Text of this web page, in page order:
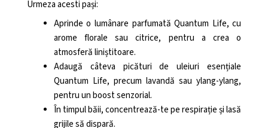
Urmeza acesti pași:
Aprinde o lumânare parfumată Quantum Life, cu
arome florale sau citrice, pentru a crea o
atmosferă liniștitoare.
Adaugă câteva picături de uleiuri esențiale
Quantum Life, precum lavandă sau ylang-ylang,
pentru un boost senzorial.
În timpul băii, concentrează-te pe respirație și lasă
grijile să dispară.